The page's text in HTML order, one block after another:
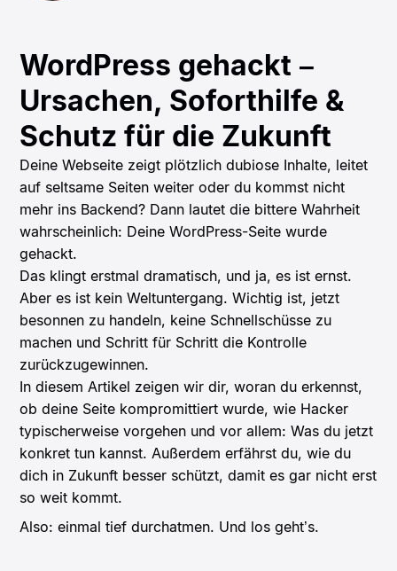
WordPress gehackt –
Ursachen, Soforthilfe &
Schutz für die Zukunft
Deine Webseite zeigt plötzlich dubiose Inhalte, leitet
auf seltsame Seiten weiter oder du kommst nicht
mehr ins Backend? Dann lautet die bittere Wahrheit
wahrscheinlich: Deine WordPress-Seite wurde
gehackt.
Das klingt erstmal dramatisch, und ja, es ist ernst.
Aber es ist kein Weltuntergang. Wichtig ist, jetzt
besonnen zu handeln, keine Schnellschüsse zu
machen und Schritt für Schritt die Kontrolle
zurückzugewinnen.
In diesem Artikel zeigen wir dir, woran du erkennst,
ob deine Seite kompromittiert wurde, wie Hacker
typischerweise vorgehen und vor allem: Was du jetzt
konkret tun kannst. Außerdem erfährst du, wie du
dich in Zukunft besser schützt, damit es gar nicht erst
so weit kommt.
Also: einmal tief durchatmen. Und los geht’s.